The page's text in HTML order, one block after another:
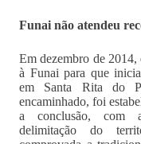
Funai não atendeu
Em dezembro de
à Funai para que
em Santa Rita do
encaminhado, foi
a conclusão, com
delimitação do